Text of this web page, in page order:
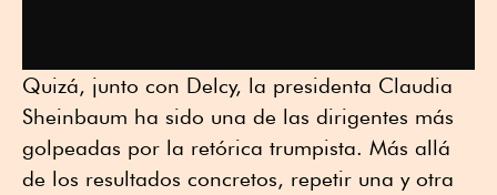
Quizá, junto con Delcy, la presidenta Claudia
Sheinbaum ha sido una de las dirigentes más
golpeadas por la retórica trumpista. Más allá
de los resultados concretos, repetir una y otra